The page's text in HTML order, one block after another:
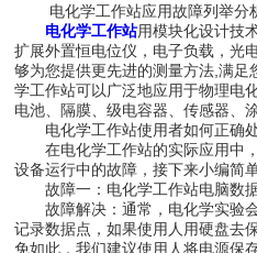
电化学工作站应用故障列举分
电化学工作站用模块化设计技
扩展外置恒电位仪，电子负载，光
够为您提供更先进的测量方法,满
学工作站可以广泛地应用于物理电
电池、隔膜、级电容器、传感器、
电化学工作站使用者如何正确处
在电化学工作站的实际应用中
设备运行中的故障，接下来小编简
故障一：电化学工作站电脑数
故障解决：通常，电化学实验会
记录数据点，如果使用人用硬盘去
免如此，我们建议使用人将电源保